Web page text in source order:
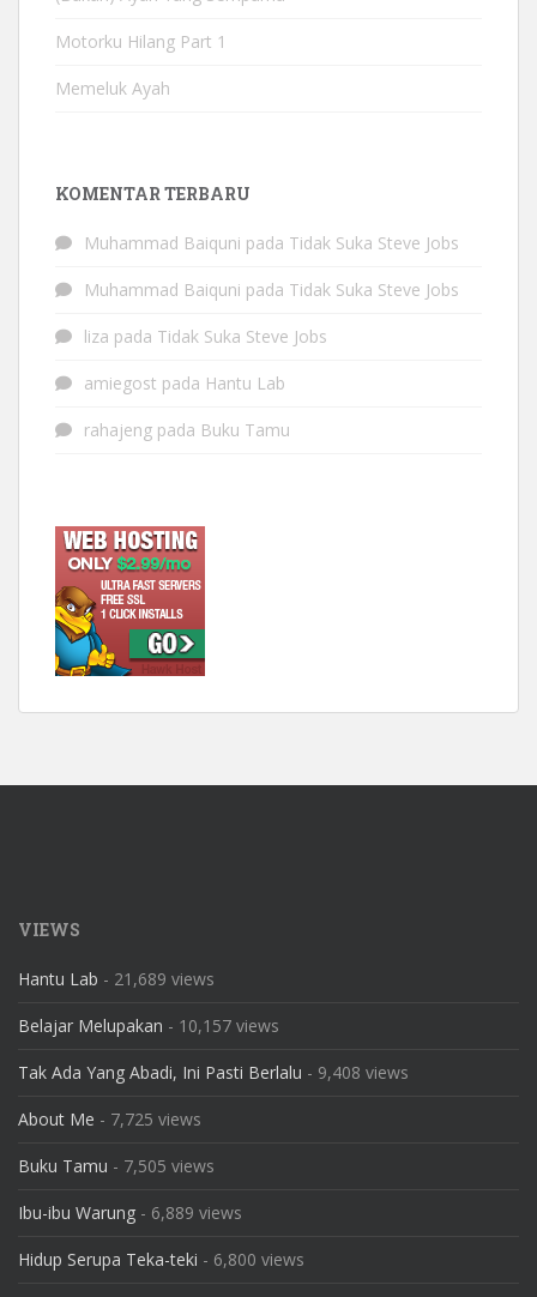
Motorku Hilang Part 1
Memeluk Ayah
KOMENTAR TERBARU
Muhammad Baiquni pada Tidak Suka Steve Jobs
Muhammad Baiquni pada Tidak Suka Steve Jobs
liza pada Tidak Suka Steve Jobs
amiegost pada Hantu Lab
rahajeng pada Buku Tamu
VIEWS
Hantu Lab - 21,689 views
Belajar Melupakan - 10,157 views
Tak Ada Yang Abadi, Ini Pasti Berlalu - 9,408 views
About Me - 7,725 views
Buku Tamu - 7,505 views
Ibu-ibu Warung - 6,889 views
Hidup Serupa Teka-teki - 6,800 views